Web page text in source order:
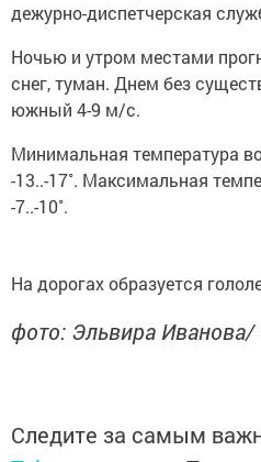
дежурно-диспетчерская
Ночью и утром местами
снег, туман. Днем без
южный 4-9 м/с.
Минимальная температура
-13..-17˚. Максимальная
-7..-10˚.
На дорогах образуется
фото: Эльвира
Следите за самым